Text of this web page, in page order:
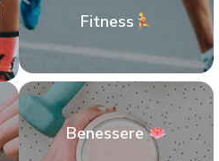
Fitness
Benessere